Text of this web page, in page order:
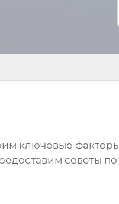
ключевые
советы